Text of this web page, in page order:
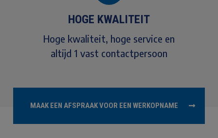
HOGE KWALITEIT
Hoge kwaliteit, hoge service en
altijd 1 vast contactpersoon
MAAK EEN AFSPRAAK VOOR EEN WERKOPNAME